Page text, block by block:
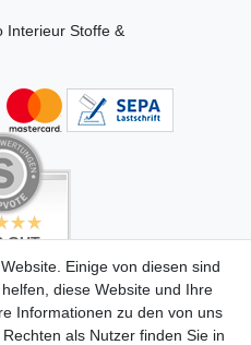
Interieur Stoffe &
GUT
/ 5
GUT
/ 5
Einige von diesen sind
diese Website und Ihre
Informationen zu den von uns
als Nutzer finden Sie in